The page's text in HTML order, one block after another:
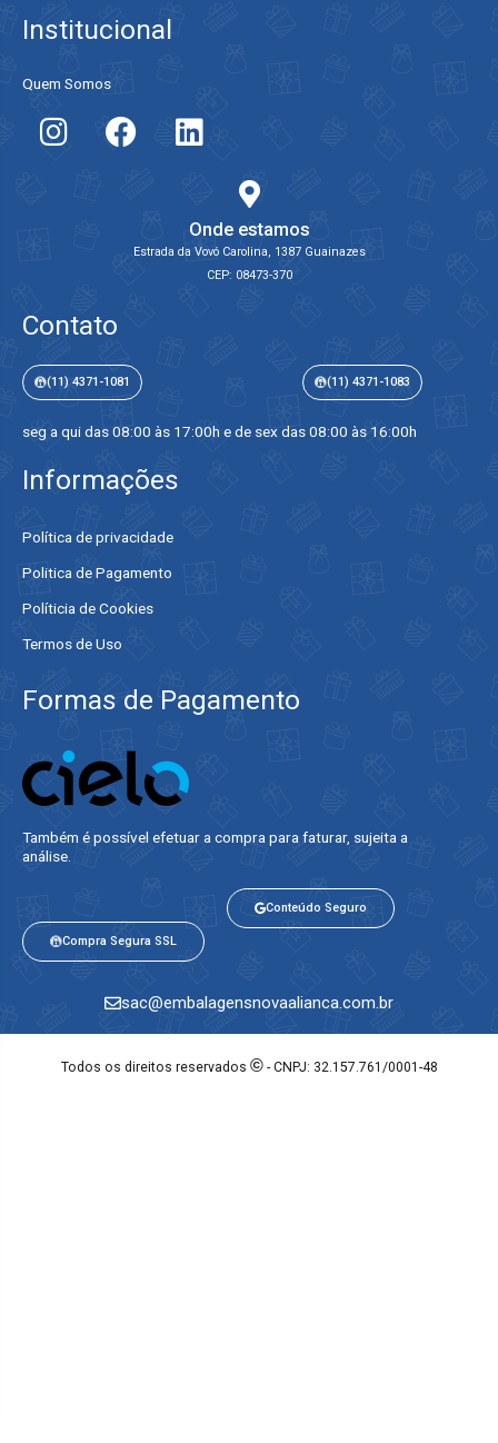
Institucional
Quem Somos
Onde estamos
Estrada da Vovó Carolina, 1387 Guainazes
CEP: 08473-370
Contato
(11) 4371-1081 (11) 4371-1083
seg a qui das 08:00 às 17:00h e de sex das 08:00 às 16:00h
Informações
Política de privacidade
Politica de Pagamento
Políticia de Cookies
Termos de Uso
Formas de Pagamento
Também é possível efetuar a compra para faturar, sujeita a
análise.​
Compra Segura SSL
Conteúdo Seguro
sac@embalagensnovaalianca.com.br
Todos os direitos reservados ©- CNPJ: 32.157.761/0001-48